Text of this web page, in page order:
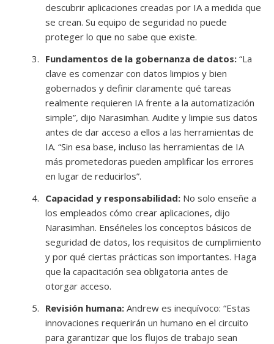
descubrir aplicaciones creadas por IA a medida que
se crean. Su equipo de seguridad no puede
proteger lo que no sabe que existe.
Fundamentos de la gobernanza de datos: “La
clave es comenzar con datos limpios y bien
gobernados y definir claramente qué tareas
realmente requieren IA frente a la automatización
simple”, dijo Narasimhan. Audite y limpie sus datos
antes de dar acceso a ellos a las herramientas de
IA. “Sin esa base, incluso las herramientas de IA
más prometedoras pueden amplificar los errores
en lugar de reducirlos”.
Capacidad y responsabilidad: No solo enseñe a
los empleados cómo crear aplicaciones, dijo
Narasimhan. Enséñeles los conceptos básicos de
seguridad de datos, los requisitos de cumplimiento
y por qué ciertas prácticas son importantes. Haga
que la capacitación sea obligatoria antes de
otorgar acceso.
Revisión humana: Andrew es inequívoco: “Estas
innovaciones requerirán un humano en el circuito
para garantizar que los flujos de trabajo sean